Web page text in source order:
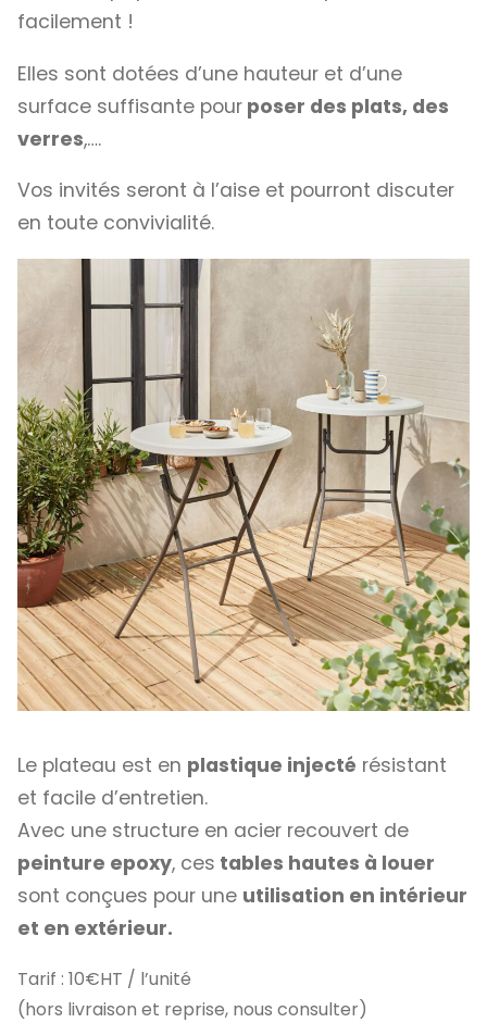
facilement !
Elles sont dotées d’une hauteur et d’une
surface suffisante pour poser des plats, des
verres,….
Vos invités seront à l’aise et pourront discuter
en toute convivialité.
Le plateau est en plastique injecté résistant
et facile d’entretien.
Avec une structure en acier recouvert de
peinture epoxy, ces tables hautes à louer
sont conçues pour une utilisation en intérieur
et en extérieur.
Tarif : 10€HT / l’unité
(hors livraison et reprise, nous consulter)